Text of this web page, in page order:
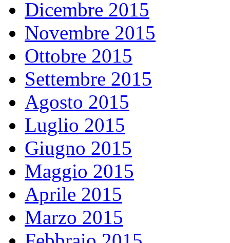
Dicembre 2015
Novembre 2015
Ottobre 2015
Settembre 2015
Agosto 2015
Luglio 2015
Giugno 2015
Maggio 2015
Aprile 2015
Marzo 2015